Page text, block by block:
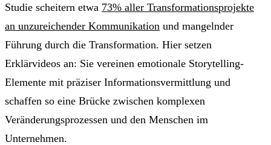
Studie scheitern etwa 73% aller Transformationsprojekte
an unzureichender Kommunikation und mangelnder
Führung durch die Transformation. Hier setzen
Erklärvideos an: Sie vereinen emotionale Storytelling-
Elemente mit präziser Informationsvermittlung und
schaffen so eine Brücke zwischen komplexen
Veränderungsprozessen und den Menschen im
Unternehmen.